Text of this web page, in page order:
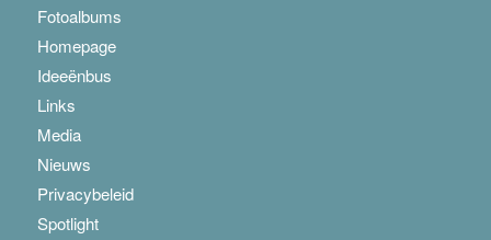
Fotoalbums
Homepage
Ideeënbus
Links
Media
Nieuws
Privacybeleid
Spotlight